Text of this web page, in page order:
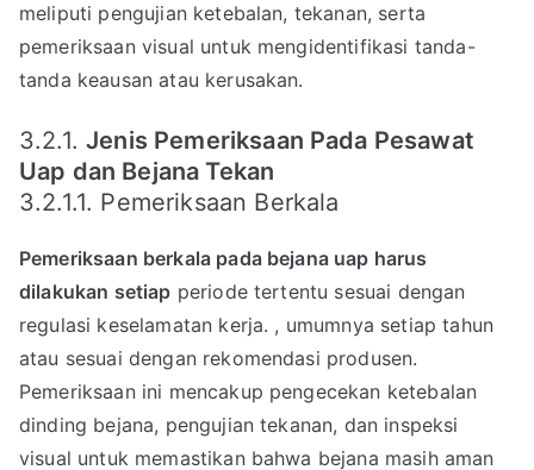
meliputi pengujian ketebalan, tekanan, serta
pemeriksaan visual untuk mengidentifikasi tanda-
tanda keausan atau kerusakan.
3.2.1.Jenis Pemeriksaan Pada Pesawat
Uap dan Bejana Tekan
3.2.1.1. Pemeriksaan Berkala
Pemeriksaan berkala pada bejana uap harus
dilakukan setiap periode tertentu sesuai dengan
regulasi keselamatan kerja. , umumnya setiap tahun
atau sesuai dengan rekomendasi produsen.
Pemeriksaan ini mencakup pengecekan ketebalan
dinding bejana, pengujian tekanan, dan inspeksi
visual untuk memastikan bahwa bejana masih aman